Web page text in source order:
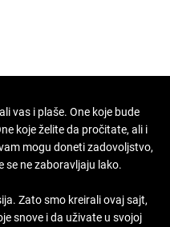
vas i plaše. One koje bude
koje želite da pročitate, ali i
mogu doneti zadovoljstvo,
se ne zaboravljaju lako.
Zato smo kreirali ovaj sajt,
snove i da uživate u svojoj